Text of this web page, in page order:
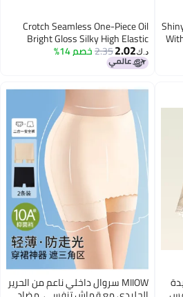
Crotch Seamless One-Piece Oil
Bright Gloss Silky High Elastic
Large Size Men'S And Women'S
Briefs Underwear Transparent
د.ك‏2.02
2.35خصم 14%
MIIOW سروال داخلي ناعم من الحرير